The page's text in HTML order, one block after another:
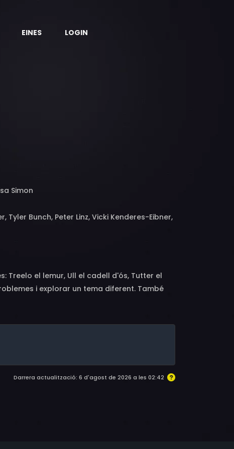
EINES LOGIN
Simon
Bunch, Peter Linz, Vicki Kenderes-Eibner,
Treelo el lemur, Ull el cadell d'ós, Tutter el
i explorar un tema diferent. També
històries i canta cançons de bressol.
Darrera actualització: 6 d'agost de 2026 a les 02:42